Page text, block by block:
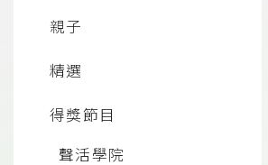
親子
精選
得獎節目
聲活學院